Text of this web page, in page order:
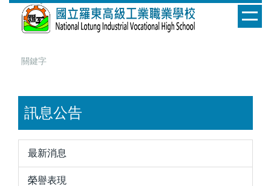
訊息公告
最新消息
榮譽表現